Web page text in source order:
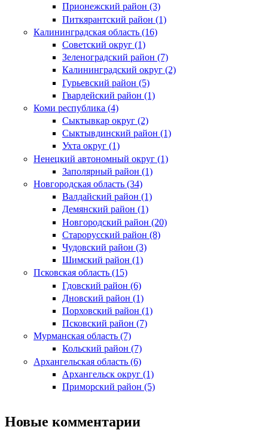
Прионежский район (3)
Питкярантский район (1)
Калининградская область (16)
Советский округ (1)
Зеленоградский район (7)
Калининградский округ (2)
Гурьевский район (5)
Гвардейский район (1)
Коми республика (4)
Сыктывкар округ (2)
Сыктывдинский район (1)
Ухта округ (1)
Ненецкий автономный округ (1)
Заполярный район (1)
Новгородская область (34)
Валдайский район (1)
Демянский район (1)
Новгородский район (20)
Старорусский район (8)
Чудовский район (3)
Шимский район (1)
Псковская область (15)
Гдовский район (6)
Дновский район (1)
Порховский район (1)
Псковский район (7)
Мурманская область (7)
Кольский район (7)
Архангельская область (6)
Архангельск округ (1)
Приморский район (5)
Новые комментарии